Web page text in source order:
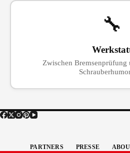
🔧
Zwischen Bremsenprüfung
PARTNERS PRESSE